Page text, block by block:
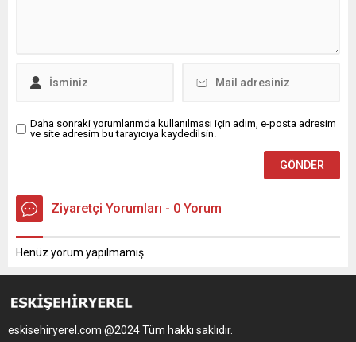
Daha sonraki yorumlarımda kullanılması için adım, e-posta adresim
ve site adresim bu tarayıcıya kaydedilsin.
Ziyaretçi Yorumları - 0 Yorum
Henüz yorum yapılmamış.
eskisehiryerel.com @2024 Tüm hakkı saklıdır.